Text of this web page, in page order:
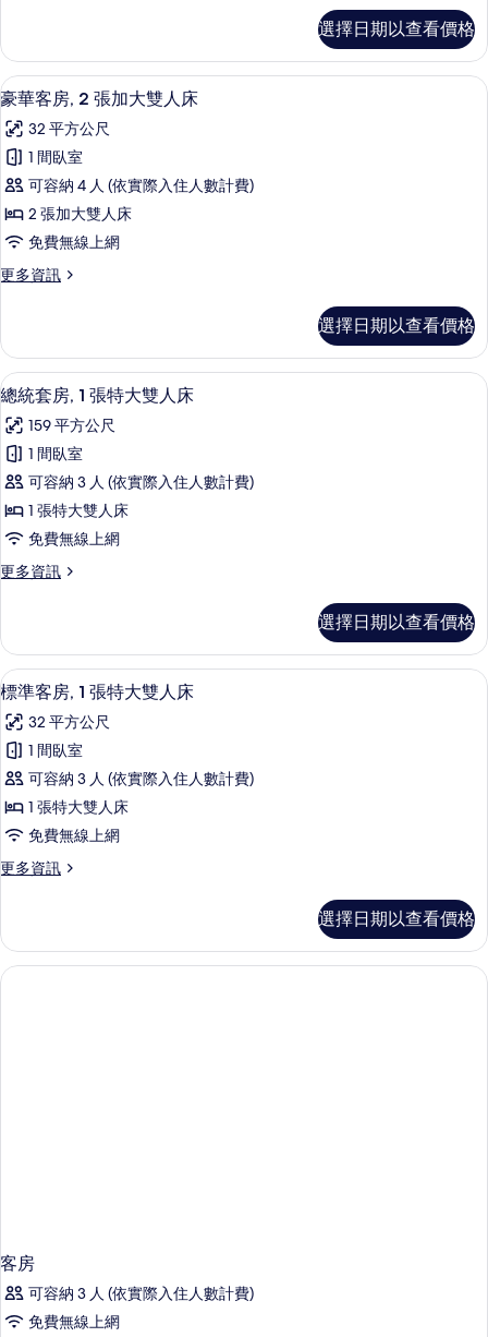
相
片
情
大
雙
人
床
(City
Side)
的
所
有
客
房,
1
特
大
雙
人
床
(City
Side)
的
選擇日期以查看價格
顯
示
豪
華
客
房,
張
大
雙
人
床
的
所
有
相
片
豪華客房, 2 張加大雙人床 | 客房內保
5
豪華客房, 2 張加大雙人床
32 平方公尺
1 間臥室
可容納 4 人 (依實際入住人數計費)
2 張加大雙人床
免費無線上網
更多資訊
更
客
房,
2
加
大
雙
人
床
的
詳
情
選擇日期以查看價格
顯
示
總
統
套
房,
張
大
雙
人
床
的
所
有
相
片
總統套房, 1 張特大雙人床 | 客房內保
11
總統套房, 1 張特大雙人床
159 平方公尺
1 間臥室
可容納 3 人 (依實際入住人數計費)
1 張特大雙人床
免費無線上網
更多資訊
更
套
房,
1
特
大
雙
人
床
的
詳
情
選擇日期以查看價格
顯
示
標
準
客
房,
張
大
雙
標準客房, 1 張特大雙人床 | 客房內保
10
標準客房, 1 張特大雙人床
32 平方公尺
1 間臥室
可容納 3 人 (依實際入住人數計費)
1 張特大雙人床
免費無線上網
更多資訊
更
客
房,
1
選擇日期以查看價格
客房
可容納 3 人 (依實際入住人數計費)
免費無線上網